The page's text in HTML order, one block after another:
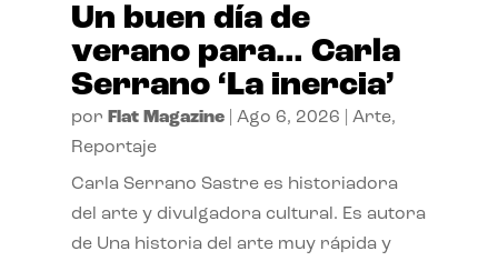
Un buen día de
verano para… Carla
Serrano ‘La inercia’
por Flat Magazine| Ago 6, 2026 Arte,
Reportaje
Carla Serrano Sastre es historiadora
del arte y divulgadora cultural. Es autora
de Una historia del arte muy rápida y